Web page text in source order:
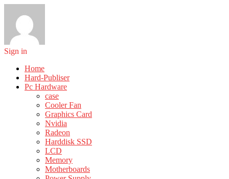
Sign in
Home
Hard-Publiser
Pc Hardware
case
Cooler Fan
Graphics Card
Nvidia
Radeon
Harddisk SSD
LCD
Memory
Motherboards